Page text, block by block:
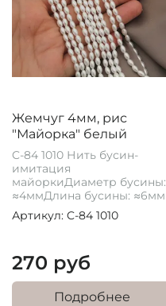
Жемчуг 4мм, рис
"Майорка" белый
C-84 1010 Нить бусин-
имитация
майоркиДиаметр бусины:
≈4ммДлина бусины: ≈6мм
Артикул: C-84 1010
270 руб
Подробнее